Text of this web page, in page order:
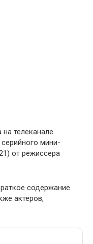
телеканале
мини-
от режиссера
содержание
актеров,